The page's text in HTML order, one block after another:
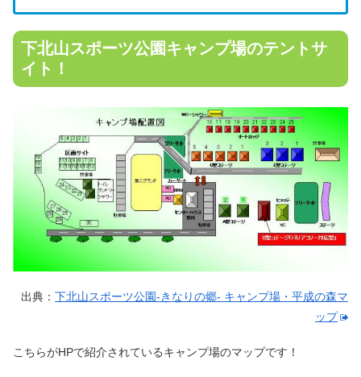
下北山スポーツ公園キャンプ場のテントサ
イト！
出典： 下北山スポーツ公園-きなりの郷- キャンプ場・平成の森マ
ップ
こちらがHPで紹介されているキャンプ場のマップです！